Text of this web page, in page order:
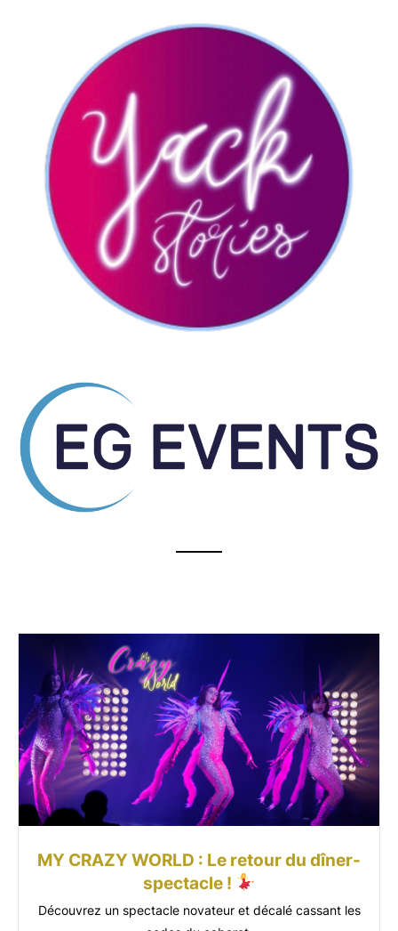
MY CRAZY WORLD : Le retour du dîner-
spectacle !
Découvrez un spectacle novateur et décalé cassant les